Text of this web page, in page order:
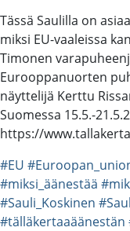
Tässä Saulilla on
miksi EU-vaaleissa
Timonen
Eurooppanuorten
näyttelijä Kerttu
Suomessa 15.5.-
https://
#EU
#miksi_äänestää
#Sauli_Koskinen
#tälläkertaaäänestän